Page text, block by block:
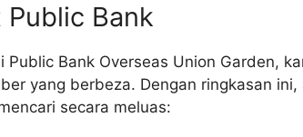
Bank
Public Bank Overseas Union Garden,
yang berbeza. Dengan ringkasan
secara meluas: